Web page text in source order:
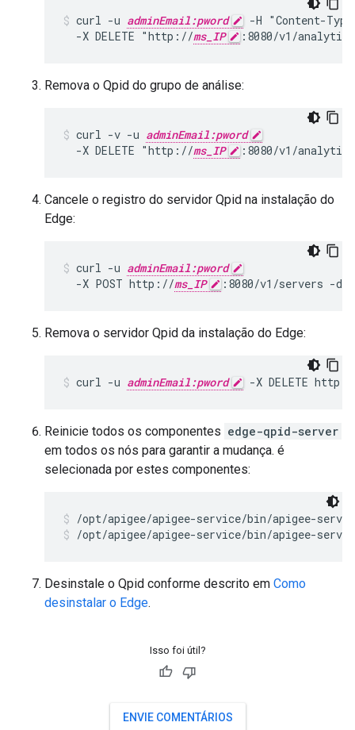
curl -u adminEmail:pword
-H "Content-
  -X DELETE "http://
ms_IP :8080/v1/
Remova o Qpid do grupo de análise:
curl -v -u adminEmail:pword
  -X DELETE "http://
ms_IP :8080/v1/
Cancele o registro do servidor Qpid na instalação do
Edge:
curl -u adminEmail:pword
  -X POST http://
ms_IP :8080/v1/servers -d
Remova o servidor Qpid da instalação do Edge:
curl -u adminEmail:pword -X DELETE
Reinicie todos os componentes edge-qpid-server
em todos os nós para garantir a mudança. é
selecionada por estes componentes:
/opt/apigee/apigee-service/bin/apigee-
/opt/apigee/apigee-service/bin/apigee-
Desinstale o Qpid conforme descrito em Como
desinstalar o Edge.
Isso foi útil?
ENVIE COMENTÁRIOS